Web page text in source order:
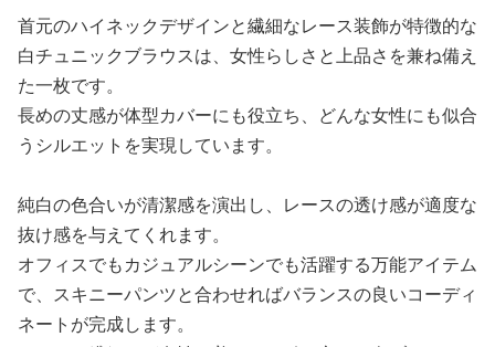
首元のハイネックデザインと繊細なレース装飾が特徴的な
白チュニックブラウスは、女性らしさと上品さを兼ね備え
た一枚です。
長めの丈感が体型カバーにも役立ち、どんな女性にも似合
うシルエットを実現しています。
純白の色合いが清潔感を演出し、レースの透け感が適度な
抜け感を与えてくれます。
オフィスでもカジュアルシーンでも活躍する万能アイテム
で、スキニーパンツと合わせればバランスの良いコーディ
ネートが完成します。